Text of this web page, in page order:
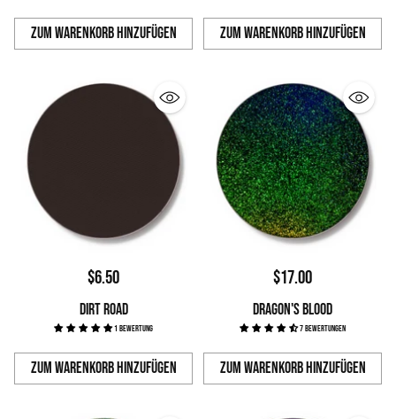
Zum Warenkorb hinzufügen
Anzahl
Zum Warenkorb hinzufügen
Anzahl
$6.50
DIRT ROAD
1 Bewertung
Zum Warenkorb hinzufügen
Anzahl
$17.00
DRAGON'S BLOOD
7 Bewertungen
Zum Warenkorb hinzufügen
Anzahl